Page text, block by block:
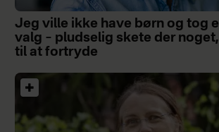
Jeg ville ikke have børn og tog
valg – pludselig skete der
til at fortryde